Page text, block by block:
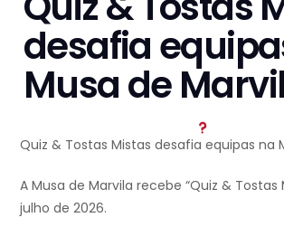
desafia
Musa de
Quiz & Tostas Mistas desafia equipas na
A Musa de Marvila recebe “Quiz & Tostas
julho de 2026.